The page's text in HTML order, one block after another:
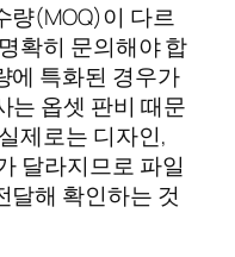
량(MOQ)이 다르
확히 문의해야 합
에 특화된 경우가
는 옵셋 판비 때문
제로는 디자인,
달라지므로 파일
달해 확인하는 것